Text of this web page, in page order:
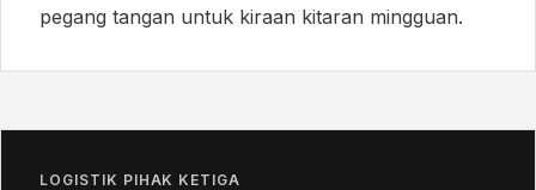
pegang tangan untuk kiraan kitaran mingguan.
LOGISTIK PIHAK KETIGA